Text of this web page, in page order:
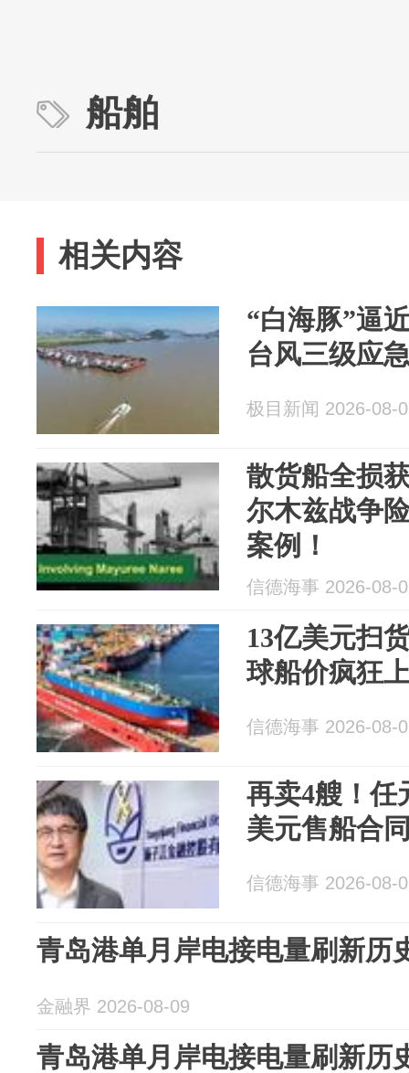
船舶
相关内容
“白海豚”逼
台风三级应
极目新闻 2026-08-
散货船全损
尔木兹战争
案例！
信德海事 2026-08-
13亿美元扫
球船价疯狂
信德海事 2026-08-
再卖4艘！任
美元售船合
信德海事 2026-08-
青岛港单月岸电接电量刷新历
金融界 2026-08-09
青岛港单月岸电接电量刷新历